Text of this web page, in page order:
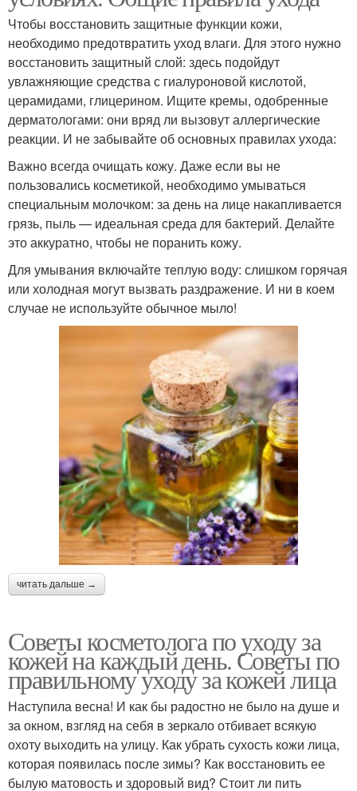
Чтобы восстановить защитные функции кожи,
необходимо предотвратить уход влаги. Для этого нужно
восстановить защитный слой: здесь подойдут
увлажняющие средства с гиалуроновой кислотой,
церамидами, глицерином. Ищите кремы, одобренные
дерматологами: они вряд ли вызовут аллергические
реакции. И не забывайте об основных правилах ухода:
Важно всегда очищать кожу. Даже если вы не
пользовались косметикой, необходимо умываться
специальным молочком: за день на лице накапливается
грязь, пыль — идеальная среда для бактерий. Делайте
это аккуратно, чтобы не поранить кожу.
Для умывания включайте теплую воду: слишком горячая
или холодная могут вызвать раздражение. И ни в коем
случае не используйте обычное мыло!
читать дальше →
Советы косметолога по уходу за
кожей на каждый день. Советы по
правильному уходу за кожей лица
Наступила весна! И как бы радостно не было на душе и
за окном, взгляд на себя в зеркало отбивает всякую
охоту выходить на улицу. Как убрать сухость кожи лица,
которая появилась после зимы? Как восстановить ее
былую матовость и здоровый вид? Стоит ли пить